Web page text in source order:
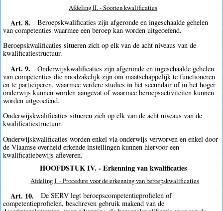
Afdeling II. - Soorten kwalificaties
Art. 8.
Beroepskwalificaties zijn afgeronde en ingeschaalde gehelen
van competenties waarmee een beroep kan worden uitgeoefend.
Beroepskwalificaties situeren zich op elk van de acht niveaus van de
kwalificatiestructuur.
Art. 9.
Onderwijskwalificaties zijn afgeronde en ingeschaalde gehelen
van competenties die noodzakelijk zijn om maatschappelijk te functioneren
en te participeren, waarmee verdere studies in het secundair of in het hoger
onderwijs kunnen worden aangevat of waarmee beroepsactiviteiten kunnen
worden uitgeoefend.
Onderwijskwalificaties situeren zich op elk van de acht niveaus van de
kwalificatiestructuur.
Onderwijskwalificaties worden enkel via onderwijs verworven en enkel door
de Vlaamse overheid erkende instellingen kunnen hiervoor een
kwalificatiebewijs afleveren.
HOOFDSTUK IV. - Erkenning van kwalificaties
Afdeling I. - Procedure voor de erkenning van beroepskwalificaties
Art. 10.
De SERV legt beroepscompetentieprofielen of
competentieprofielen, beschreven gebruik makend van de